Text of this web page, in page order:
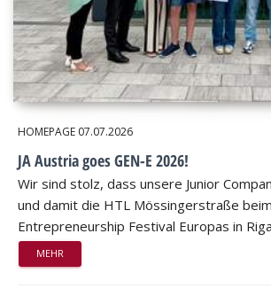
HOMEPAGE 07.07.2026
JA Austria goes GEN-E 2026!
Wir sind stolz, dass unsere Junior
und damit die HTL Mössingerstraße
Entrepreneurship Festival Europas in
MEHR